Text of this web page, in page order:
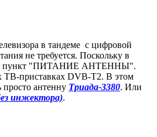
в тандеме с цифровой
не требуется. Поскольку в
пункт "ПИТАНИЕ АНТЕННЫ".
ТВ-приставках DVB-T2. В этом
антенну Триада-3380. Или
инжектора).